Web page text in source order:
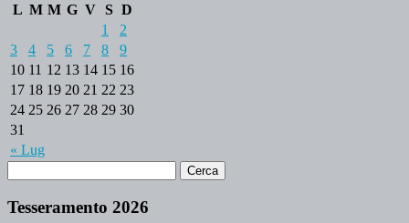
L M M G V S D
« Lug
1
2
3
4 5 6 7 8
9
10 11 12 13 14 15 16
17 18 19 20 21 22 23
24 25 26 27 28 29 30
31
Tesseramento 2026